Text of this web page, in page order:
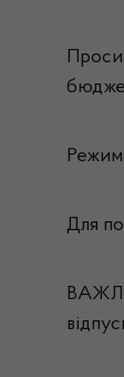
Режим
Для